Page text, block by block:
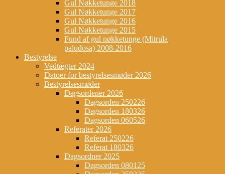
Gul Nøkketunge 2018
Gul Nøkketunge 2017
Gul Nøkketunge 2016
Gul Nøkketunge 2015
Fund af gul nøkketunge (Mitrula
paludosa) 2008-2016
Bestyrelse
Vedtægter 2024
Datoer for bestyrelsesmøder 2026
Bestyrelsesmøder
Dagsordener 2026
Dagsorden 250226
Dagsorden 180326
Dagsorden 060526
Referater 2026
Referat 250226
Referat 180326
Dagsordner 2025
Dagsorden 080125